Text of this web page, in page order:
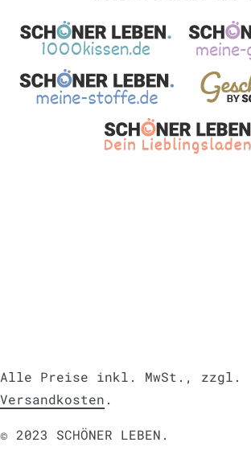
Alle Preise inkl. MwSt., zzgl.
Versandkosten .
© 2023 SCHÖNER LEBEN.